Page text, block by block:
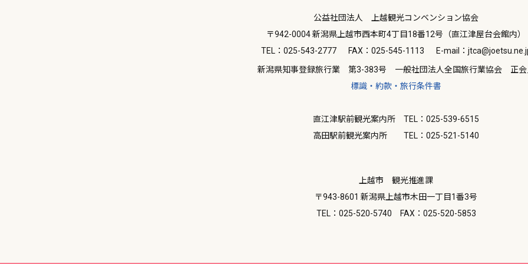
公益社団法人 上越観光コンベンション協会
〒942-0004 新潟県上越市西本町4丁目18番12号（直江津屋台会館内）
TEL：025-543-2777
FAX：025-545-1113
E-mail：
新潟県知事登録旅行業 第3-383号 一般社団法人全国旅行業協会 正会
標識・約款・旅行条件書
直江津駅前観光案内所 TEL：025-539-6515
高田駅前観光案内所 TEL：025-521-5140
上越市 観光推進課
〒943-8601 新潟県上越市木田一丁目1番3号
TEL：025-520-5740
FAX：025-520-5853